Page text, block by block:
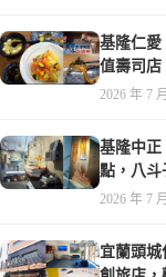
基隆仁愛
值壽司店
2026 年 7
基隆中正
點，八斗
值得走訪
2026 年 7
宜蘭頭